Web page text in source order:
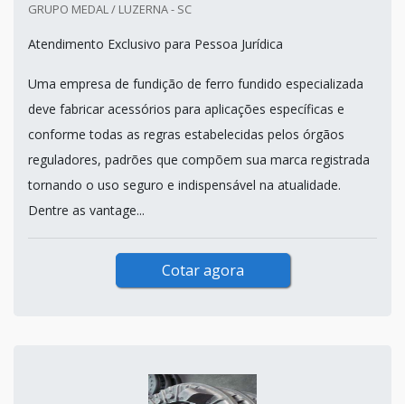
GRUPO MEDAL / LUZERNA - SC
Atendimento Exclusivo para Pessoa Jurídica
Uma empresa de fundição de ferro fundido especializada
deve fabricar acessórios para aplicações específicas e
conforme todas as regras estabelecidas pelos órgãos
reguladores, padrões que compõem sua marca registrada
tornando o uso seguro e indispensável na atualidade.
Dentre as vantage...
Cotar agora